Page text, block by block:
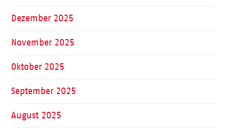
Dezember 2025
November 2025
Oktober 2025
September 2025
August 2025